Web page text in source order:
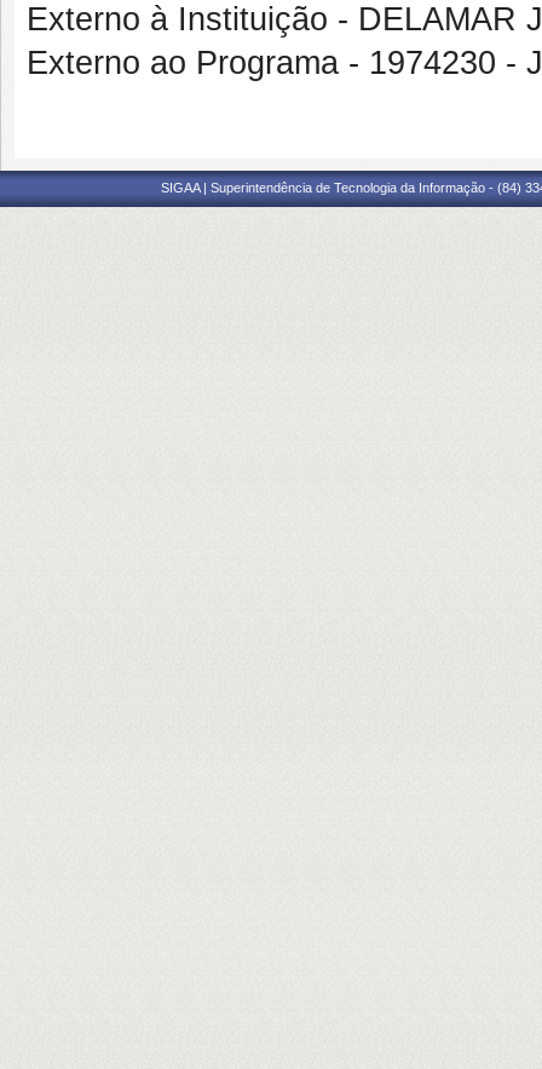
Externo à Instituição - DELAMAR
Externo ao Programa - 1974230 -
SIGAA | Superintendência de Tecnologia da Informação - (84)